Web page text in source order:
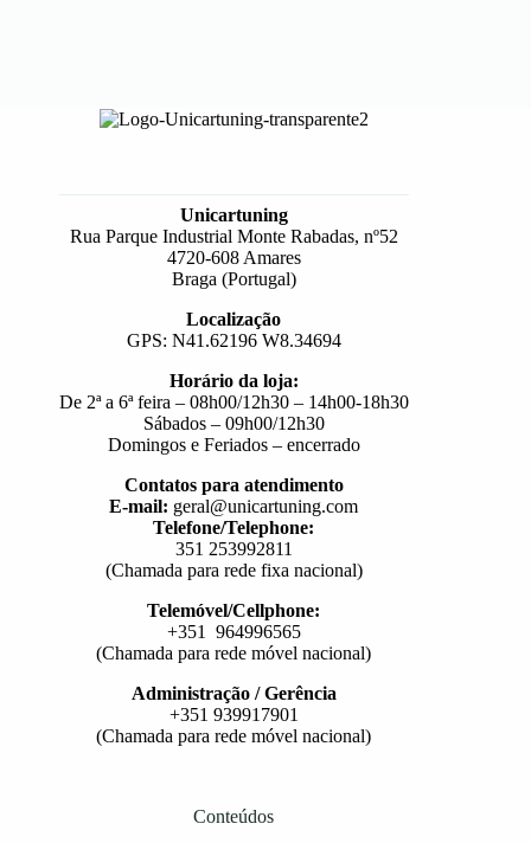
Unicartuning
Rua Parque Industrial Monte Rabadas, nº52
4720-608 Amares
Braga (Portugal)
Localização
GPS: N41.62196 W8.34694
Horário da loja:
De 2ª a 6ª feira – 08h00/12h30 – 14h00-18h30
Sábados – 09h00/12h30
Domingos e Feriados – encerrado
Contatos para atendimento
E-mail: geral@unicartuning.com
Telefone/Telephone:
351 253992811
(Chamada para rede fixa nacional)
Telemóvel/Cellphone:
+351 964996565
(Chamada para rede móvel nacional)
Administração / Gerência
+351 939917901
(Chamada para rede móvel nacional)
Conteúdos